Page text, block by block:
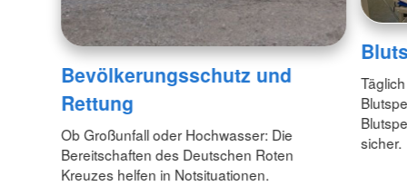
Bevölkerungsschutz und
Rettung
Ob Großunfall oder Hochwasser: Die
Bereitschaften des Deutschen Roten
Kreuzes helfen in Notsituationen.
sicher.